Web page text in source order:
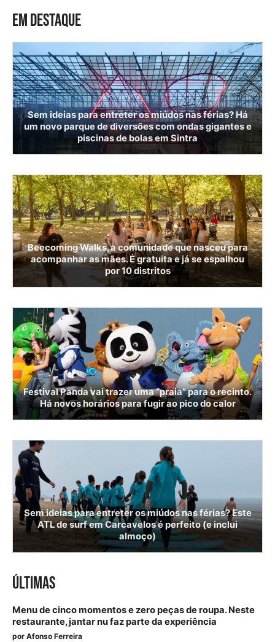
EM DESTAQUE
Sem ideias para entreter os miúdos nas férias? Há
um novo parque de diversões com ondas gigantes e
piscinas de bolas em Sintra
Beecoming Walks, a comunidade que nasceu para
acompanhar as mães. É gratuita e já se espalhou
por 10 distritos
Festival Panda vai trazer uma “praia” para o recinto.
Há novos horários para fugir ao pico do calor
Sem ideias para entreter os miúdos nas férias? Este
ATL de surf em Carcavelos é perfeito (e inclui
almoço)
ÚLTIMAS
Menu de cinco momentos e zero peças de roupa. Neste
restaurante, jantar nu faz parte da experiência
por Afonso Ferreira